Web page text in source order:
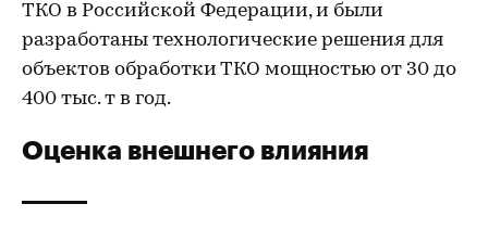
ТКО в Российской Федерации, и были
разработаны технологические решения для
объектов обработки ТКО мощностью от 30 до
400 тыс. т в год.
Оценка внешнего влияния